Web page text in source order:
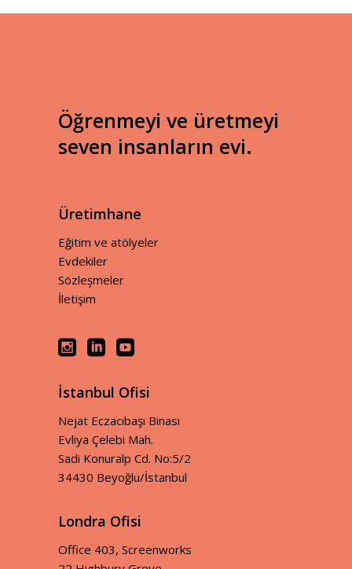
Öğrenmeyi ve üretmeyi
seven insanların evi.
Üretimhane
Eğitim ve atölyeler
Evdekiler
Sözleşmeler
İletişim
İstanbul Ofisi
Nejat Eczacıbaşı Binası
Evliya Çelebi Mah.
Sadi Konuralp Cd. No:5/2
34430 Beyoğlu/İstanbul
Londra Ofisi
Office 403, Screenworks